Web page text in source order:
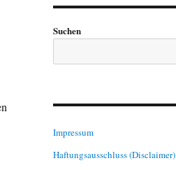
Suchen
Impressum
Haftungsausschluss (Disclaimer)